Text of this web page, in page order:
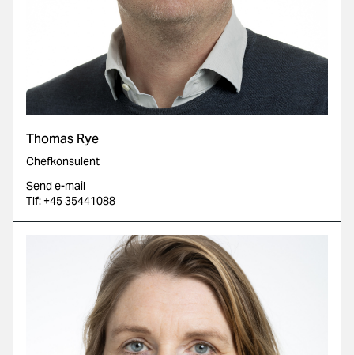
Thomas Rye
Chefkonsulent
Send e-mail
Tlf:+45 35441088